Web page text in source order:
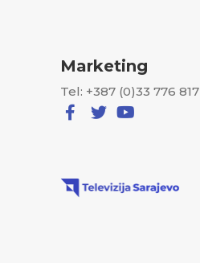
Marketing
Tel: +387 (0)33 776 817